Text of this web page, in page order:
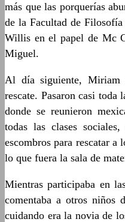
más que las porquerías
de la Facultad de
Willis en el papel de Mc
Miguel.
Al día siguiente, Miriam
rescate. Pasaron casi toda
donde se reunieron
todas las clases
escombros para rescatar a
lo que fuera la sala de
Mientras participaba en
comentaba a otros niños
cuidando era la novia de